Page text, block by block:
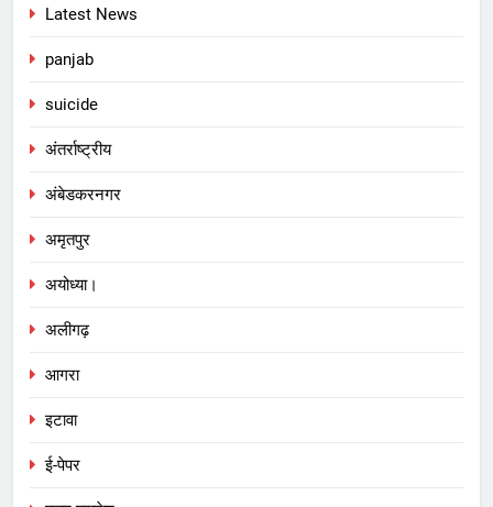
Latest News
panjab
suicide
अंतर्राष्ट्रीय
अंबेडकरनगर
अमृतपुर
अयोध्या।
अलीगढ़
आगरा
इटावा
ई-पेपर